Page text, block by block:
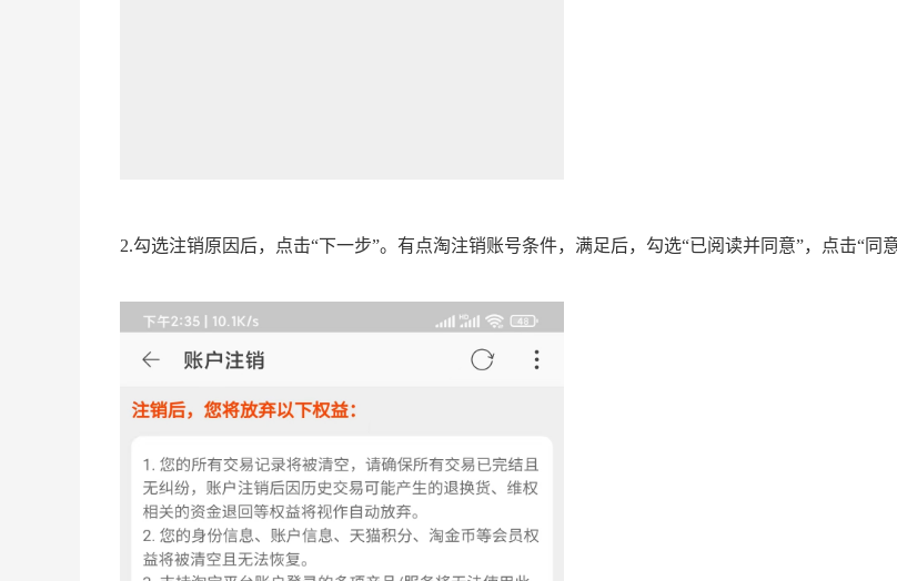
2.勾选注销原因后，点击“下一步”。有点淘注销账号条件，满足后，勾选“已阅读并同意”，点击“同意